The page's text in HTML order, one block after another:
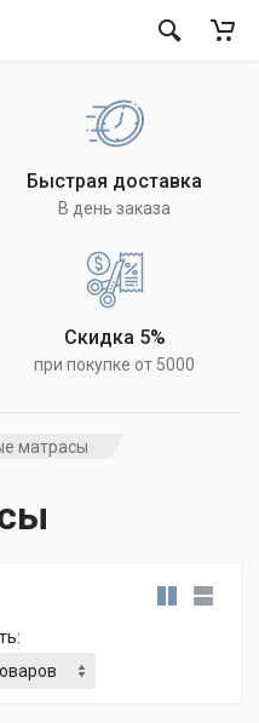
Быстрая доставка
В день заказа
Скидка 5%
при покупке от 5000
матрасы